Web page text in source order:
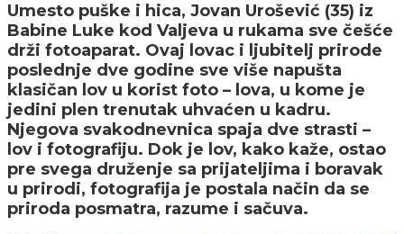
Umesto puške i hica, Jovan Urošević (35) iz
Babine Luke kod Valjeva u rukama sve češće
drži fotoaparat. Ovaj lovac i ljubitelj prirode
poslednje dve godine sve više napušta
klasičan lov u korist foto – lova, u kome je
jedini plen trenutak uhvaćen u kadru.
Njegova svakodnevnica spaja dve strasti –
lov i fotografiju. Dok je lov, kako kaže, ostao
pre svega druženje sa prijateljima i boravak
u prirodi, fotografija je postala način da se
priroda posmatra, razume i sačuva.